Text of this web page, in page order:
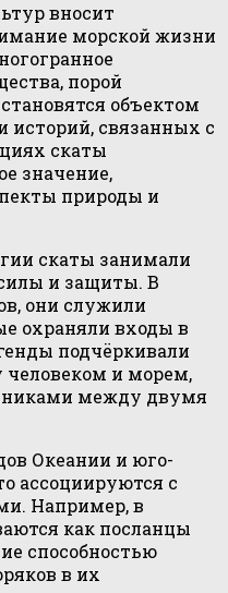
вносит
морской жизни
порой
объектом
историй, связанных с
скаты
значение,
природы и
скаты занимали
и защиты. В
они служили
охраняли входы в
подчёркивали
и морем,
между двумя
Океании и юго-
ассоциируются с
Например, в
как посланцы
способностью
в их